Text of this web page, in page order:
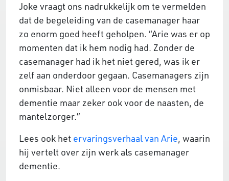
Joke vraagt ons nadrukkelijk om te vermelden
dat de begeleiding van de casemanager haar
zo enorm goed heeft geholpen. “Arie was er op
momenten dat ik hem nodig had. Zonder de
casemanager had ik het niet gered, was ik er
zelf aan onderdoor gegaan. Casemanagers zijn
onmisbaar. Niet alleen voor de mensen met
dementie maar zeker ook voor de naasten, de
mantelzorger.”
Lees ook het ervaringsverhaal van Arie, waarin
hij vertelt over zijn werk als casemanager
dementie.